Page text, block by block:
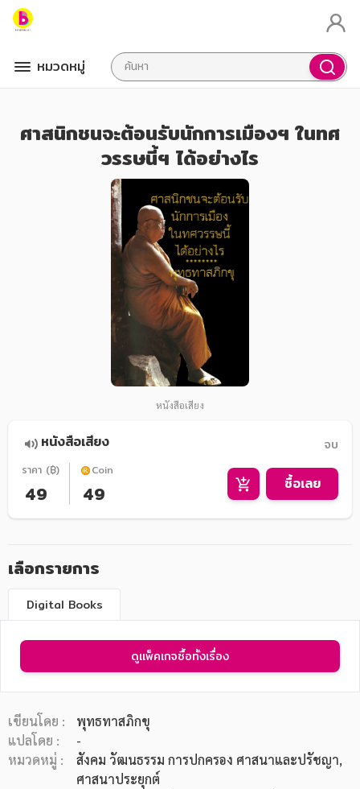
หมวดหมู่
ศาสนิกชนจะต้อนรับนักการเมืองฯ ในทศ
วรรษนี้ฯ ได้อย่างไร
หนังสือเสียง
หนังสือเสียง จบ
ราคา (฿)
49
Coin
49 ซื้อเลย
เลือกรายการ
Digital Books
ดูแพ็คเกจซื้อทั้งเรื่อง
เขียนโดย :
พุทธทาสภิกขุ
แปลโดย :
-
หมวดหมู่ :
สังคม วัฒนธรรม การปกครอง ศาสนาและปรัชญา,
ศาสนาประยุกต์